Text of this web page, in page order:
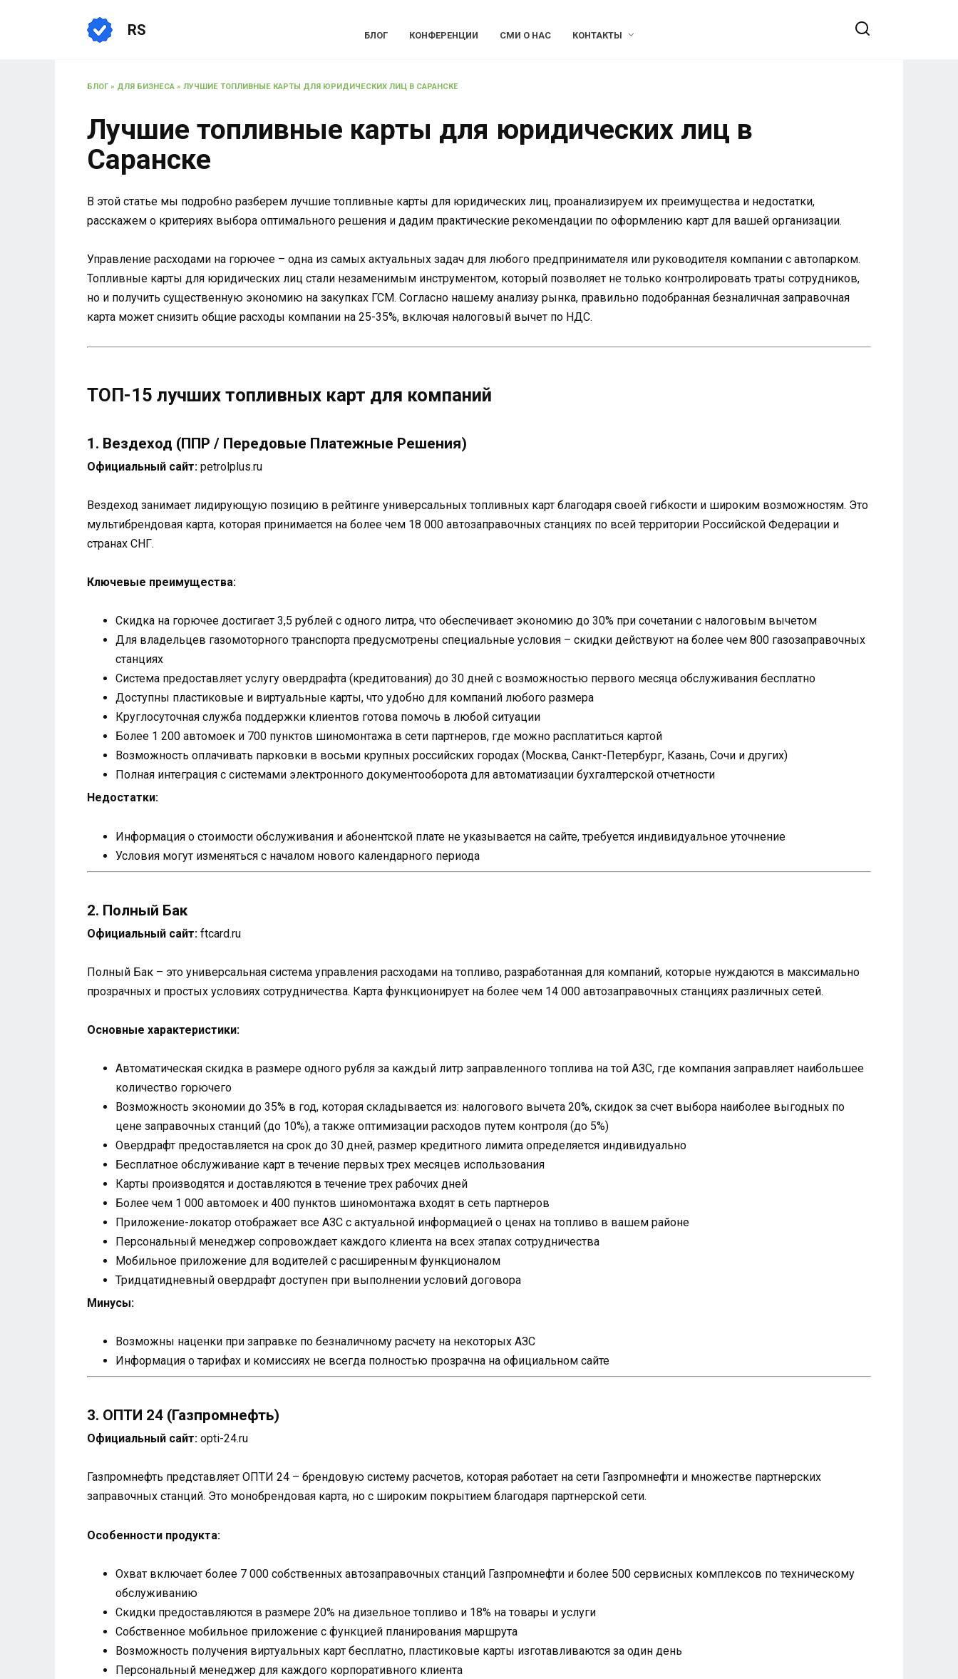
RS БЛОГ КОНФЕРЕНЦИИ СМИ О НАС КОНТАКТЫ
БЛОГ» ДЛЯ БИЗНЕСА » ЛУЧШИЕ ТОПЛИВНЫЕ КАРТЫ ДЛЯ ЮРИДИЧЕСКИХ ЛИЦ В САРАНСКЕ
Лучшие топливные карты для юридических лиц в
Саранске
В этой статье мы подробно разберем лучшие топливные карты для юридических лиц, проанализируем их преимущества и недостатки,
расскажем о критериях выбора оптимального решения и дадим практические рекомендации по оформлению карт для вашей организации.
Управление расходами на горючее – одна из самых актуальных задач для любого предпринимателя или руководителя компании с автопарком.
Топливные карты для юридических лиц стали незаменимым инструментом, который позволяет не только контролировать траты сотрудников,
но и получить существенную экономию на закупках ГСМ. Согласно нашему анализу рынка, правильно подобранная безналичная заправочная
карта может снизить общие расходы компании на 25-35%, включая налоговый вычет по НДС.
ТОП-15 лучших топливных карт для компаний
1. Вездеход (ППР / Передовые Платежные Решения)
Официальный сайт: petrolplus.ru
Вездеход занимает лидирующую позицию в рейтинге универсальных топливных карт благодаря своей гибкости и широким возможностям. Это
мультибрендовая карта, которая принимается на более чем 18 000 автозаправочных станциях по всей территории Российской Федерации и
странах СНГ.
Ключевые преимущества:
Скидка на горючее достигает 3,5 рублей с одного литра, что обеспечивает экономию до 30% при сочетании с налоговым вычетом
Для владельцев газомоторного транспорта предусмотрены специальные условия – скидки действуют на более чем 800 газозаправочных
станциях
Система предоставляет услугу овердрафта (кредитования) до 30 дней с возможностью первого месяца обслуживания бесплатно
Доступны пластиковые и виртуальные карты, что удобно для компаний любого размера
Круглосуточная служба поддержки клиентов готова помочь в любой ситуации
Более 1 200 автомоек и 700 пунктов шиномонтажа в сети партнеров, где можно расплатиться картой
Возможность оплачивать парковки в восьми крупных российских городах (Москва, Санкт-Петербург, Казань, Сочи и других)
Полная интеграция с системами электронного документооборота для автоматизации бухгалтерской отчетности
Недостатки:
Информация о стоимости обслуживания и абонентской плате не указывается на сайте, требуется индивидуальное уточнение
Условия могут изменяться с началом нового календарного периода
2. Полный Бак
Официальный сайт: ftcard.ru
Полный Бак – это универсальная система управления расходами на топливо, разработанная для компаний, которые нуждаются в максимально
прозрачных и простых условиях сотрудничества. Карта функционирует на более чем 14 000 автозаправочных станциях различных сетей.
Основные характеристики:
Автоматическая скидка в размере одного рубля за каждый литр заправленного топлива на той АЗС, где компания заправляет наибольшее
количество горючего
Возможность экономии до 35% в год, которая складывается из: налогового вычета 20%, скидок за счет выбора наиболее выгодных по
цене заправочных станций (до 10%), а также оптимизации расходов путем контроля (до 5%)
Овердрафт предоставляется на срок до 30 дней, размер кредитного лимита определяется индивидуально
Бесплатное обслуживание карт в течение первых трех месяцев использования
Карты производятся и доставляются в течение трех рабочих дней
Более чем 1 000 автомоек и 400 пунктов шиномонтажа входят в сеть партнеров
Приложение-локатор отображает все АЗС с актуальной информацией о ценах на топливо в вашем районе
Персональный менеджер сопровождает каждого клиента на всех этапах сотрудничества
Мобильное приложение для водителей с расширенным функционалом
Тридцатидневный овердрафт доступен при выполнении условий договора
Минусы:
Возможны наценки при заправке по безналичному расчету на некоторых АЗС
Информация о тарифах и комиссиях не всегда полностью прозрачна на официальном сайте
3. ОПТИ 24 (Газпромнефть)
Официальный сайт: opti-24.ru
Газпромнефть представляет ОПТИ 24 – брендовую систему расчетов, которая работает на сети Газпромнефти и множестве партнерских
заправочных станций. Это монобрендовая карта, но с широким покрытием благодаря партнерской сети.
Особенности продукта:
Охват включает более 7 000 собственных автозаправочных станций Газпромнефти и более 500 сервисных комплексов по техническому
обслуживанию
Скидки предоставляются в размере 20% на дизельное топливо и 18% на товары и услуги
Собственное мобильное приложение с функцией планирования маршрута
Возможность получения виртуальных карт бесплатно, пластиковые карты изготавливаются за один день
Персональный менеджер для каждого корпоративного клиента